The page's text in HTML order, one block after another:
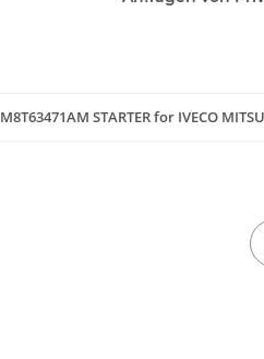
M8T63471AM STARTER for IVECO